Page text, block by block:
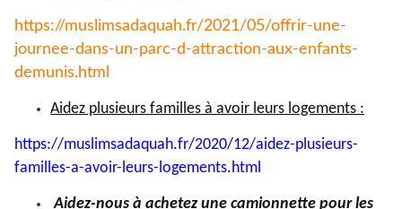
https://muslimsadaquah.fr/2021/05/offrir-une-
journee-dans-un-parc-d-attraction-aux-enfants-
demunis.html
Aidez plusieurs familles à avoir leurs logements :
https://muslimsadaquah.fr/2020/12/aidez-plusieurs-
familles-a-avoir-leurs-logements.html
Aidez-nous à achetez une camionnette pour les